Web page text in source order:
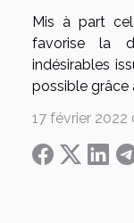
Mis à part
favorise la
indésirables
possible grâce
17 février 2022